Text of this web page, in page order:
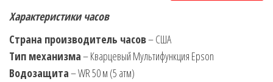
Характеристики часов
Страна производитель часов– США
Тип механизма– Кварцевый Мультифункция Epson
Водозащита– WR 50 м (5 атм)